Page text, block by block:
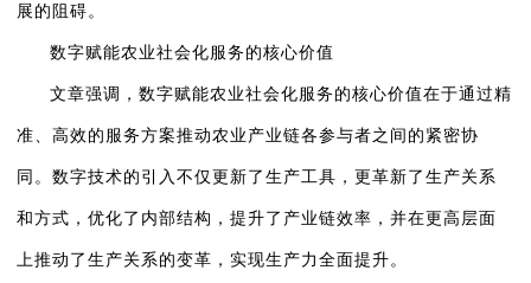
展的阻碍。
数字赋能农业社会化服务的核心价值
文章强调，数字赋能农业社会化服务的核心价值在于通过精
准、高效的服务方案推动农业产业链各参与者之间的紧密协
同。数字技术的引入不仅更新了生产工具，更革新了生产关系
和方式，优化了内部结构，提升了产业链效率，并在更高层面
上推动了生产关系的变革，实现生产力全面提升。